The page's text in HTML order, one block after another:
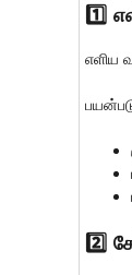
1️⃣
எளிய
2️⃣